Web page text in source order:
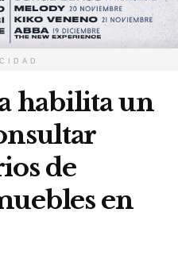
habilita un
de
en